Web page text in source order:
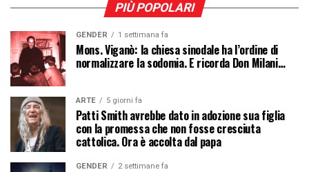
PIÙ POPOLARI
GENDER 1 settimana fa
Mons. Viganò: la chiesa sinodale ha l’ordine di
normalizzare la sodomia. E ricorda Don Milani…
ARTE 5 giorni fa
Patti Smith avrebbe dato in adozione sua figlia
con la promessa che non fosse cresciuta
cattolica. Ora è accolta dal papa
GENDER 2 settimane fa